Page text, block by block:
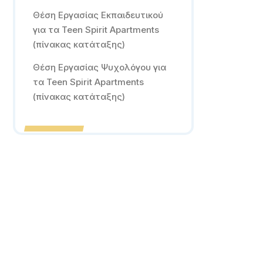
Θέση Εργασίας Εκπαιδευτικού
για τα Teen Spirit Apartments
(πίνακας κατάταξης)
Θέση Εργασίας Ψυχολόγου για
τα Teen Spirit Apartments
(πίνακας κατάταξης)